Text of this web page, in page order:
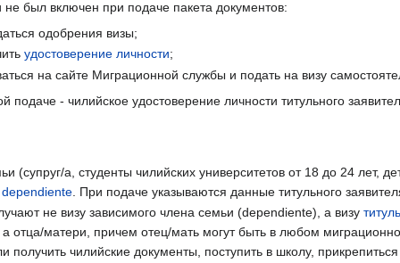
был включен при подаче пакета документов:
одобрения визы;
удостоверение личности;
на сайте Миграционной службы и подать на визу
- чилийское удостоверение личности титульного
(супруг/а, студенты чилийских университетов от 18 до 24 лет,
. При подаче указываются данные титульного
не визу зависимого члена семьи (dependiente), а визу
отца/матери, причем отец/мать могут быть в любом
получить чилийские документы, поступить в школу,